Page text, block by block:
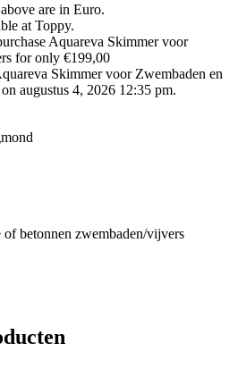
are in Euro.
at Toppy.
Aquareva Skimmer voor
for only €199,00
Skimmer voor Zwembaden en
augustus 4, 2026 12:35 pm.
of betonnen zwembaden/vijvers